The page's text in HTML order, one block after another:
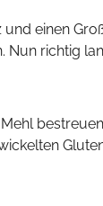
Nun richtig